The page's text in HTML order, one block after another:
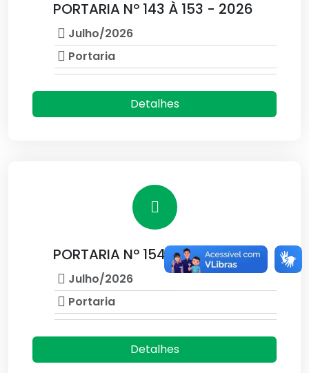
PORTARIA Nº 143 À 153 - 2026
Julho/2026
Portaria
Detalhes
PORTARIA Nº 154 À 164 - 2026
Julho/2026
Portaria
Detalhes